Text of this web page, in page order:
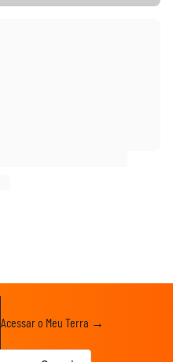
Acessar o Meu Terra →